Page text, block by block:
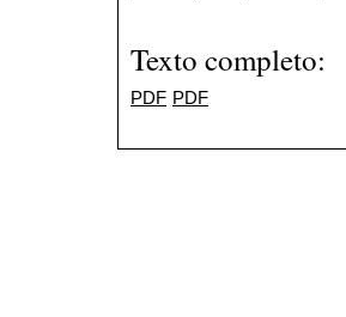
Texto completo:
PDF PDF